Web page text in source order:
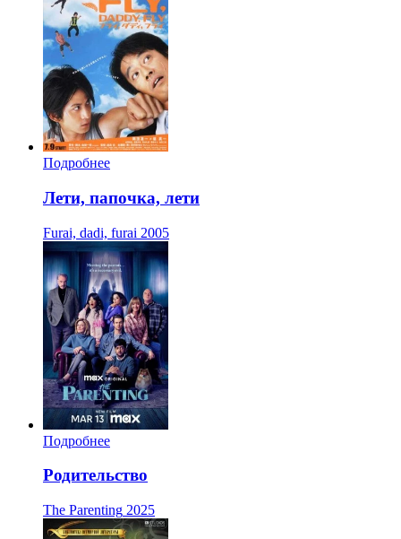
Подробнее
Лети, папочка, лети
Furai, dadi, furai 2005
Подробнее
Родительство
The Parenting 2025